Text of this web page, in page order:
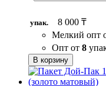
упак.
8 000 ₸
Мелкий опт
Опт от 8
В корзину